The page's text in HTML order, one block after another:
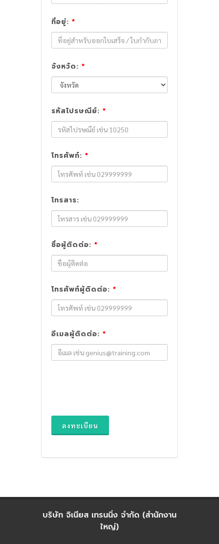
ที่อยู่: *
จังหวัด: *
รหัสไปรษณีย์: *
โทรศัพท์: *
โทรสาร:
ชื่อผู้ติดต่อ: *
โทรศัพท์ผู้ติดต่อ: *
อีเมลผู้ติดต่อ: *
ลงทะเบียน
บริษัท จิเนียส เทรนนิ่ง จำกัด (สำนักงาน
ใหญ่)